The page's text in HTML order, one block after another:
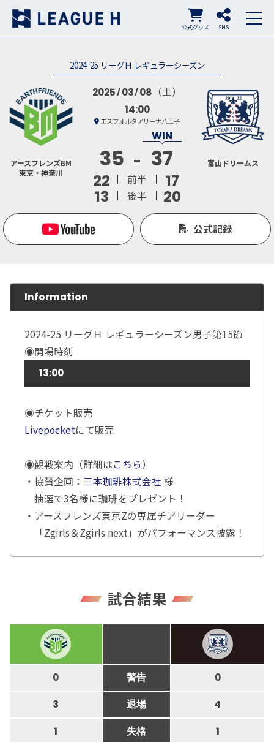
SNS
公式グッズ
2024-25 リーグＨ レギュラーシーズン
アースフレンズBM
東京・神奈川
2025 03 08 （土）
14:00
エスフォルタアリーナ八王子
35 37
22 前半
17
13
後半 20
富山ドリームス
公式記録
Information
2024-25 リーグＨ レギュラーシーズン男子第15節
◉開場時刻
13:00
◉チケット販売
Livepocketにて販売
◉観戦案内（詳細はこちら）
・協賛企画： 三本珈琲株式会社 様
抽選で3名様に珈琲をプレゼント！
・アースフレンズ東京Zの専属チアリーダー
「Zgirls＆Zgirls next」がパフォーマンス披露！
試合結果
0 警告 0
3 退場 4
1 失格 1